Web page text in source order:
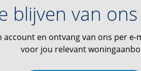
blijven van
account en ontvang van ons per
voor jou relevant